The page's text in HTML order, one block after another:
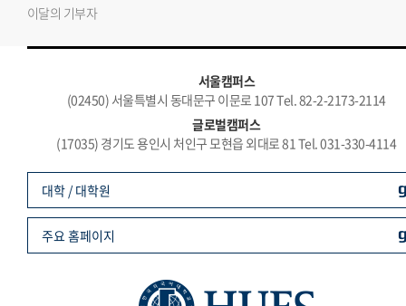
이달의 기부자
서울캠퍼스
(02450) 서울특별시 동대문구 이문로 107 Tel. 82-2-2173-2114
글로벌캠퍼스
(17035) 경기도 용인시 처인구 모현읍 외대로 81 Tel. 031-330-4114
대학 / 대학원
주요 홈페이지